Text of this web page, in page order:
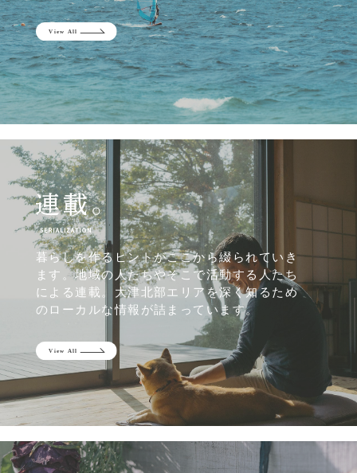
暮らしを作るヒントがここから綴られていき
ます。地域の人たちやそこで活動する人たち
による連載。大津北部エリアを深く知るため
のローカルな情報が詰まっています。